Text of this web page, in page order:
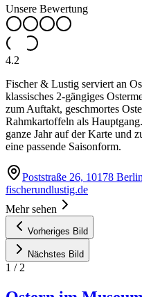
Unsere Bewertung
4.2
Fischer & Lustig serviert an
klassisches 2-gängiges
zum Auftakt, geschmortes
Rahmkartoffeln als
ganze Jahr auf der Karte und
eine passende Saisonform.
Poststraße 26, 10178
fischerundlustig.de
Mehr sehen
Vorheriges Bild
Nächstes Bild
1 / 2